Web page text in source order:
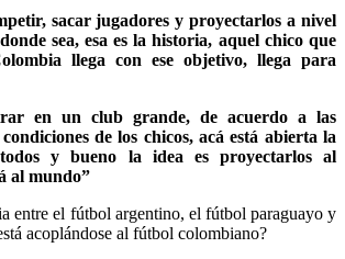
sacar jugadores y proyectarlos a nivel
sea, esa es la historia, aquel chico que
llega con ese objetivo, llega para
en un club grande, de acuerdo a las
de los chicos, acá está abierta la
y bueno la idea es proyectarlos al
al mundo”
entre el fútbol argentino, el fútbol paraguayo y
acoplándose al fútbol colombiano?